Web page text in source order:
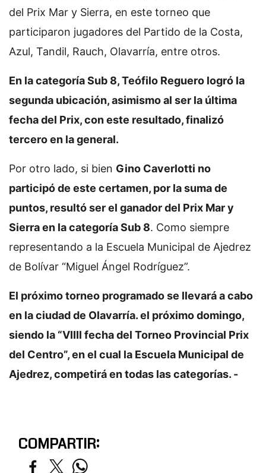
del Prix Mar y Sierra, en este torneo que
participaron jugadores del Partido de la Costa,
Azul, Tandil, Rauch, Olavarría, entre otros.
En la categoría Sub 8, Teófilo Reguero logró la
segunda ubicación, asimismo al ser la última
fecha del Prix, con este resultado, finalizó
tercero en la general.
Por otro lado, si bien Gino Caverlotti no
participó de este certamen, por la suma de
puntos, resultó ser el ganador del Prix Mar y
Sierra en la categoría Sub 8. Como siempre
representando a la Escuela Municipal de Ajedrez
de Bolívar “Miguel Ángel Rodríguez”.
El próximo torneo programado se llevará a cabo
en la ciudad de Olavarría. el próximo domingo,
siendo la “VIIIl fecha del Torneo Provincial Prix
del Centro”, en el cual la Escuela Municipal de
Ajedrez, competirá en todas las categorías. -
COMPARTIR: